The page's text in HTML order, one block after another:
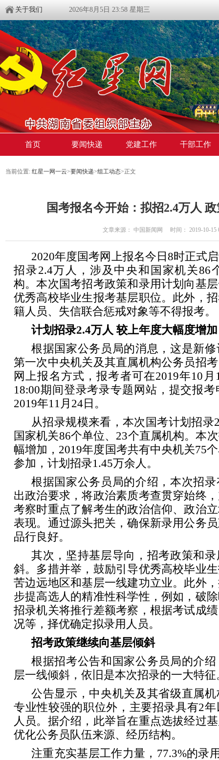
关于我们 2026年8月5日 23:58 星期三
首页 要闻快递 党建工作 干部工作
当前位置: 红星一网一云>要闻快递>组工动态>正文
国考报名今开始：拟招2.4万人
文章来源： 中国新闻网 时间： 2019-10-15
2020年度国考网上报名今日8时正式
招录2.4万人，涉及中央和国家机关86
构。本次国考招考政策和录用计划向基
优秀高校毕业生报考基层职位。此外，
籍人员、失信联合惩戒对象等不得报考。
计划招录2.4万人 较上年度大幅度增加
根据国家公务员局的消息，这是新
第一次中央机关及其直属机构公务员招
网上报名方式，报考者可在2019年10月
18:00期间登录考录专题网站，提交报
2019年11月24日。
从招录规模来看，本次国考计划招录
国家机关86个单位、23个直属机构。本
幅增加，2019年度国考共有中央机关75
参加，计划招录1.45万余人。
根据国家公务员局的介绍，本次招
出政治要求，将政治素质考查贯穿始终
考察时重点了解考生的政治信仰、政治
表现。通过源头把关，确保新录用公务
品行良好。
其次，坚持基层导向，招考政策和
斜。多措并举，鼓励引导优秀高校毕业
苦边远地区和基层一线建功立业。此外
步提高选人的精准性科学性，例如，破
招录机关将推行差额考察，根据考试成
况等，择优确定拟录用人员。
招考政策继续向基层倾斜
根据招考公告和国家公务员局的介
层一线倾斜，依旧是本次招录的一大特征
公告显示，中央机关及其省级直属
专业性较强的职位外，主要招录具有2
人员。据介绍，此举旨在重点选拔经过
优化公务员队伍来源、经历结构。
注重充实基层工作力量，77.3%的录